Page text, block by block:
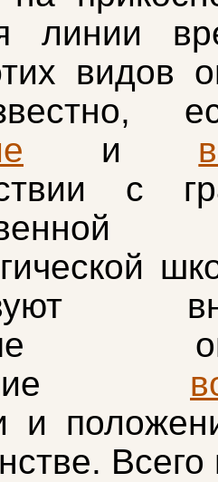
линии
видов
и
с
и